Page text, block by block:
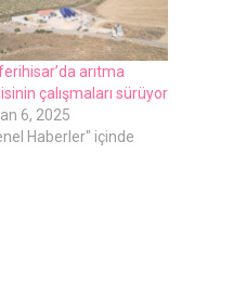
arıtma
çalışmaları sürüyor
6, 2025
Haberler" içinde